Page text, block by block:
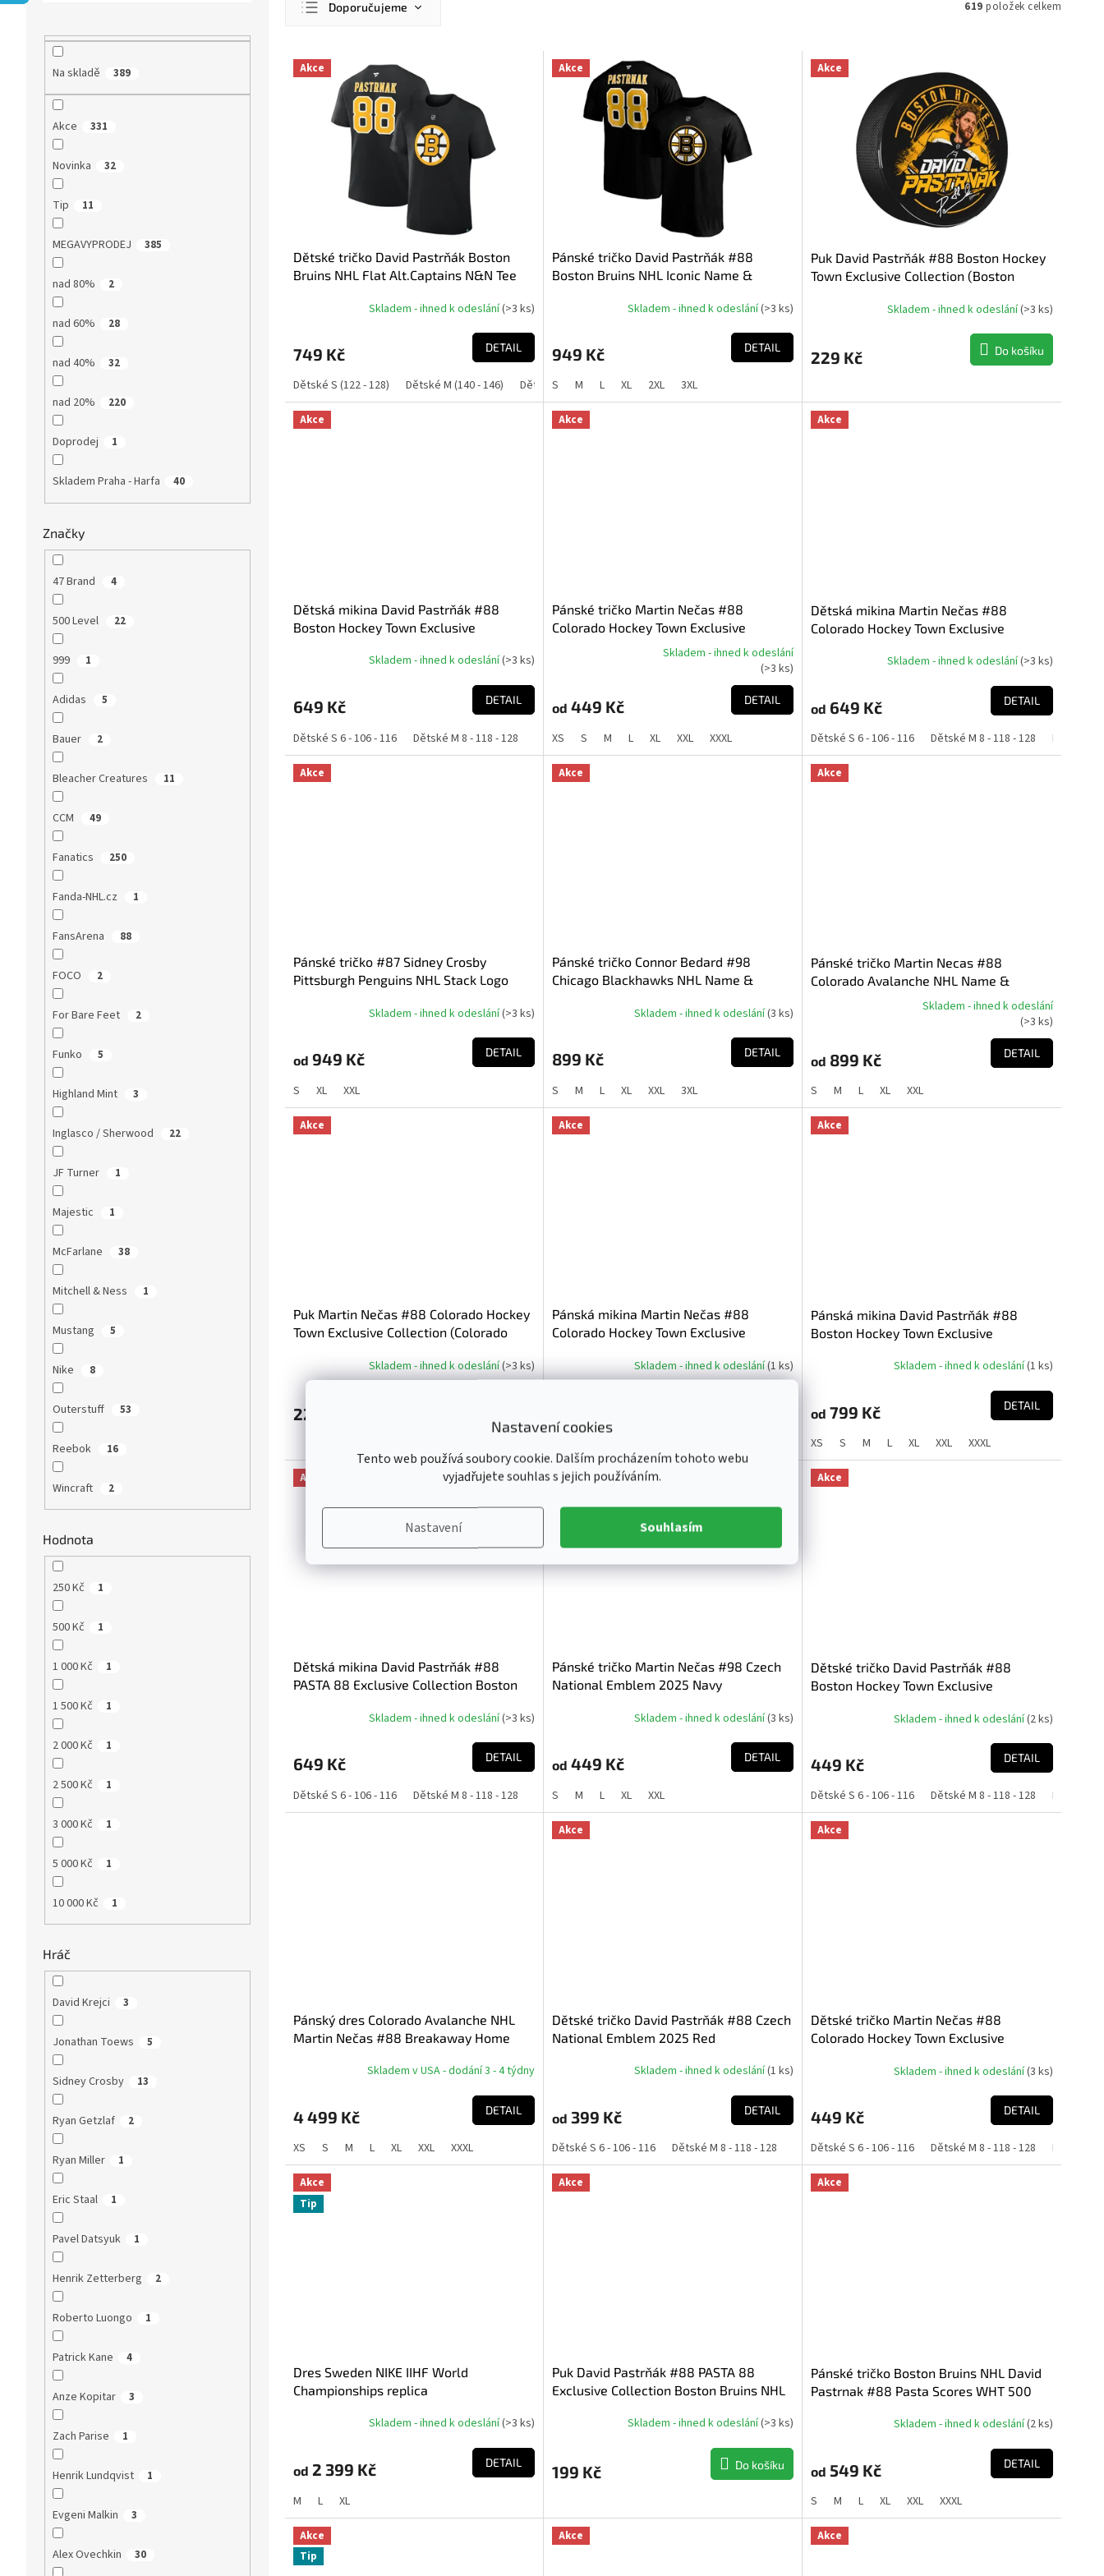
Nastavení cookies
Tento web používá soubory cookie. Dalším procházením tohoto webu
vyjadřujete souhlas s jejich používáním.
Nastavení Souhlasím
r
Na skladě 389
Akce 331
Novinka 32
Tip 11
MEGAVYPRODEJ 385
nad 80% 2
nad 60% 28
nad 40% 32
nad 20% 220
Doprodej 1
Skladem Praha - Harfa 40
Značky
47 Brand 4
500 Level 22
999 1
Adidas 5
Bauer 2
Bleacher Creatures 11
CCM 49
Fanatics 250
Fanda-NHL.cz 1
FansArena 88
FOCO 2
For Bare Feet 2
Funko 5
Highland Mint 3
Inglasco / Sherwood 22
JF Turner 1
Majestic 1
McFarlane 38
Mitchell & Ness 1
Mustang 5
Nike 8
Outerstuff 53
Reebok 16
Wincraft 2
Hodnota
250 Kč 1
500 Kč 1
1 000 Kč 1
1 500 Kč 1
2 000 Kč 1
2 500 Kč 1
3 000 Kč 1
5 000 Kč 1
10 000 Kč 1
Hráč
David Krejci 3
Jonathan Toews 5
Sidney Crosby 13
Ryan Getzlaf 2
Ryan Miller 1
Eric Staal 1
Pavel Datsyuk 1
Henrik Zetterberg 2
Roberto Luongo 1
Patrick Kane 4
Anze Kopitar 3
Zach Parise 1
Henrik Lundqvist 1
Evgeni Malkin 3
Alex Ovechkin 30
Doporučujeme
Nejdražší
Nejprodávanější
Abecedně
619 položek celkem
V Akce
Dětské tričko David Pastrňák Boston
Bruins NHL Flat Alt.Captains N&N Tee
Skladem - ihned k odeslání(>3 ks)
749 Kč DETAIL
Dětské S (122 - 128) Dětské M (140 - 146) Dětské L (152 - 158) Dětské XL (164 - 170)
Akce
Pánské tričko David Pastrňák #88
Boston Bruins NHL Iconic Name &
Skladem - ihned k odeslání(>3 ks)
949 Kč DETAIL
S M L XL 2XL 3XL
Akce
Puk David Pastrňák #88 Boston Hockey
Town Exclusive Collection (Boston
Skladem - ihned k odeslání(>3 ks)
229 Kč Do košíku
Akce
Dětská mikina David Pastrňák #88
Boston Hockey Town Exclusive
Skladem - ihned k odeslání(>3 ks)
649 Kč DETAIL
Dětské S 6 - 106 - 116 Dětské M 8 - 118 - 128 Dětské L 10 - 130 - 140 Dětské XL 12 - 142 - 152
Akce
Pánské tričko Martin Nečas #88
Colorado Hockey Town Exclusive
Collection (Colorado Avalanche NHL)
je
z
5
hvězdiček.
Skladem - ihned k odeslání
(>3 ks)
od 449 Kč DETAIL
XS S M L XL XXL XXXL
Akce
Dětská mikina Martin Nečas #88
Colorado Hockey Town Exclusive
Skladem - ihned k odeslání(>3 ks)
od 649 Kč DETAIL
Dětské S 6 - 106 - 116 Dětské M 8 - 118 - 128 Dětské L
Akce
Pánské tričko #87 Sidney Crosby
Pittsburgh Penguins NHL Stack Logo
Skladem - ihned k odeslání(>3 ks)
od 949 Kč DETAIL
S XL XXL
Akce
Pánské tričko Connor Bedard #98
Chicago Blackhawks NHL Name &
Skladem - ihned k odeslání(3 ks)
899 Kč DETAIL
S M L XL XXL 3XL
Akce
Pánské tričko Martin Necas #88
Colorado Avalanche NHL Name &
je
z
5
hvězdiček.
Skladem - ihned k odeslání
(>3 ks)
od 899 Kč DETAIL
S M L XL XXL
Akce
Puk Martin Nečas #88 Colorado Hockey
Town Exclusive Collection (Colorado
Skladem - ihned k odeslání(>3 ks)
229 Kč
Akce
Pánská mikina Martin Nečas #88
Colorado Hockey Town Exclusive
Skladem - ihned k odeslání(1 ks)
Akce
Pánská mikina David Pastrňák #88
Boston Hockey Town Exclusive
Skladem - ihned k odeslání(1 ks)
od 799 Kč DETAIL
XS S M L XL XXL XXXL
Akce
Dětská mikina David Pastrňák #88
PASTA 88 Exclusive Collection Boston
Skladem - ihned k odeslání(>3 ks)
649 Kč DETAIL
Dětské S 6 - 106 - 116 Dětské M 8 - 118 - 128 Dětské L 10 - 130 - 140 Dětské XL 12 - 142 - 152
Akce
Pánské tričko Martin Nečas #98 Czech
National Emblem 2025 Navy
Skladem - ihned k odeslání(3 ks)
od 449 Kč DETAIL
S M L XL XXL
Akce
Dětské tričko David Pastrňák #88
Boston Hockey Town Exclusive
Skladem - ihned k odeslání(2 ks)
449 Kč DETAIL
Dětské S 6 - 106 - 116 Dětské M 8 - 118 - 128 Dětské L
Pánský dres Colorado Avalanche NHL
Martin Nečas #88 Breakaway Home
Skladem v USA - dodání 3 - 4 týdny
4 499 Kč DETAIL
XS S M L XL XXL XXXL
Akce
Dětské tričko David Pastrňák #88 Czech
National Emblem 2025 Red
Skladem - ihned k odeslání(1 ks)
od 399 Kč DETAIL
Dětské S 6 - 106 - 116 Dětské M 8 - 118 - 128 Dětské L 10 - 130 - 140 Dětské XL 12 - 142 - 152
Akce
Dětské tričko Martin Nečas #88
Colorado Hockey Town Exclusive
Skladem - ihned k odeslání(3 ks)
449 Kč DETAIL
Dětské S 6 - 106 - 116 Dětské M 8 - 118 - 128 Dětské L
Akce
Tip
Dres Sweden NIKE IIHF World
Championships replica
Skladem - ihned k odeslání(>3 ks)
od 2 399 Kč DETAIL
M L XL
Akce
Puk David Pastrňák #88 PASTA 88
Exclusive Collection Boston Bruins NHL
Skladem - ihned k odeslání(>3 ks)
199 Kč Do košíku
Akce
Pánské tričko Boston Bruins NHL David
Pastrnak #88 Pasta Scores WHT 500
Skladem - ihned k odeslání(2 ks)
od 549 Kč DETAIL
S M L XL XXL XXXL
Akce
Tip
Akce Akce